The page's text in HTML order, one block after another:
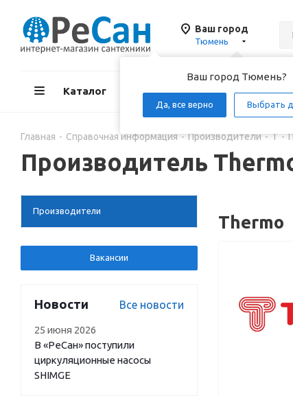
Ваш город
Тюмень
Ваш город Тюмень?
Да, все верно Выбрать
Каталог Акции
Главная - Справочная информация - Производители - T -
Производитель
Thermo
Производители
Вакансии
Новости Все новости
25 июня 2026
В «РеСан» поступили
циркуляционные насосы
SHIMGE